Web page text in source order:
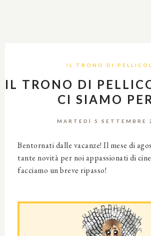
IL TRONO DI
IL TRONO DI
CI SIAMO
MARTEDÌ 5 SETTEMBRE
Bentornati dalle vacanze! Il mese di
tante novità per noi appassionati di
facciamo un breve ripasso!